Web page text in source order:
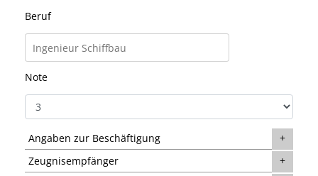
Beruf
Note
Angaben zur Beschäftigung
Zeugnisempfänger